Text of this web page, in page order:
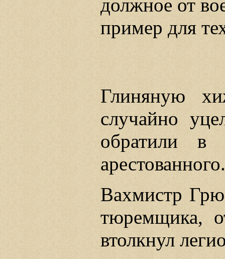
должное от
пример для
Глиняную
случайно
обратили
арестованного.
Вахмистр
тюремщика,
втолкнул